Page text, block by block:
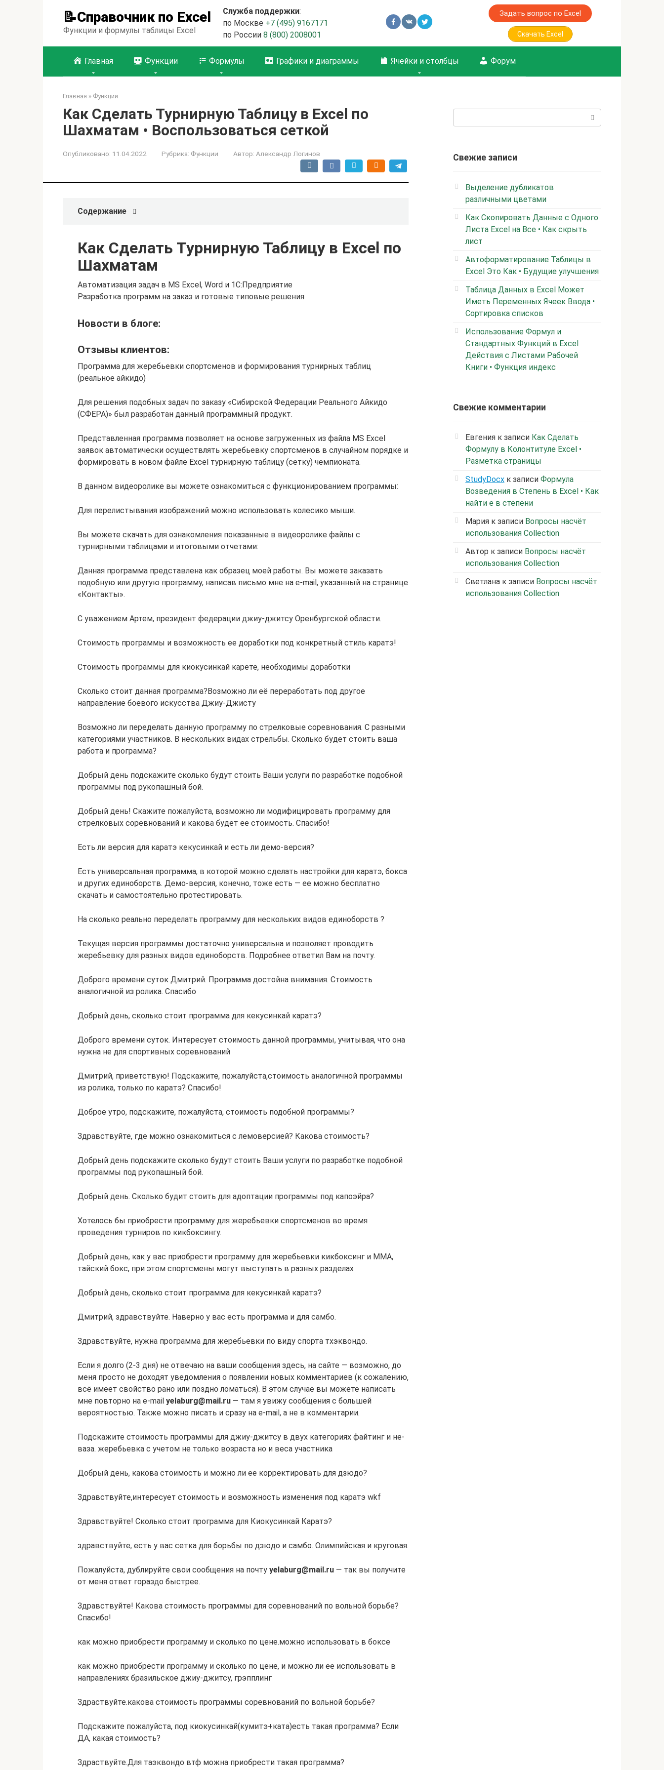
📝Справочник по Excel
Функции и формулы таблицы Excel
Служба поддержки:
по Москве +7 (495) 9167171
по России 8 (800) 2008001
Задать вопрос по Excel
Скачать Excel
Главная Функции Формулы Графики и диаграммы Ячейки и столбцы Форум
Главная » Функции
Как Сделать Турнирную Таблицу в Excel по
Шахматам • Воспользоваться сеткой
Опубликовано: 11.04.2022 Рубрика: Функции Автор: Александр Логинов
Содержание
Как Сделать Турнирную Таблицу в Excel по
Шахматам
Автоматизация задач в MS Excel, Word и 1С:Предприятие
Разработка программ на заказ и готовые типовые решения
Новости в блоге:
Отзывы клиентов:
Программа для жеребьевки спортсменов и формирования турнирных таблиц
(реальное айкидо)
Для решения подобных задач по заказу «Сибирской Федерации Реального Айкидо
(СФЕРА)» был разработан данный программный продукт.
Представленная программа позволяет на основе загруженных из файла MS Excel
заявок автоматически осуществлять жеребьевку спортсменов в случайном порядке и
формировать в новом файле Excel турнирную таблицу (сетку) чемпионата.
В данном видеоролике вы можете ознакомиться с функционированием программы:
Для перелистывания изображений можно использовать колесико мыши.
Вы можете скачать для ознакомления показанные в видеоролике файлы с
турнирными таблицами и итоговыми отчетами:
Данная программа представлена как образец моей работы. Вы можете заказать
подобную или другую программу, написав письмо мне на e-mail, указанный на странице
«Контакты».
С уважением Артем, президент федерации джиу-джитсу Оренбургской области.
Стоимость программы и возможность ее доработки под конкретный стиль каратэ!
Стоимость программы для киокусинкай карете, необходимы доработки
Сколько стоит данная программа?Возможно ли её переработать под другое
направление боевого искусства Джиу-Джисту
Возможно ли переделать данную программу по стрелковые соревнования. С разными
категориями участников. В нескольких видах стрельбы. Сколько будет стоить ваша
работа и программа?
Добрый день подскажите сколько будут стоить Ваши услуги по разработке подобной
программы под рукопашный бой.
Добрый день! Скажите пожалуйста, возможно ли модифицировать программу для
стрелковых соревнований и какова будет ее стоимость. Спасибо!
Есть ли версия для каратэ кекусинкай и есть ли демо-версия?
Есть универсальная программа, в которой можно сделать настройки для каратэ, бокса
и других единоборств. Демо-версия, конечно, тоже есть — ее можно бесплатно
скачать и самостоятельно протестировать.
На сколько реально переделать программу для нескольких видов единоборств ?
Текущая версия программы достаточно универсальна и позволяет проводить
жеребьевку для разных видов единоборств. Подробнее ответил Вам на почту.
Доброго времени суток Дмитрий. Программа достойна внимания. Стоимость
аналогичной из ролика. Cпасибо
Добрый день, сколько стоит программа для кекусинкай каратэ?
Доброго времени суток. Интересует стоимость данной программы, учитывая, что она
нужна не для спортивных соревнований
Дмитрий, приветствую! Подскажите, пожалуйста,стоимость аналогичной программы
из ролика, только по каратэ? Спасибо!
Доброе утро, подскажите, пожалуйста, стоимость подобной программы?
Здравствуйте, где можно ознакомиться с лемоверсией? Какова стоимость?
Добрый день подскажите сколько будут стоить Ваши услуги по разработке подобной
программы под рукопашный бой.
Добрый день. Сколько будит стоить для адоптации программы под капоэйра?
Хотелось бы приобрести программу для жеребьевки спортсменов во время
проведения турниров по кикбоксингу.
Добрый день, как у вас приобрести программу для жеребьевки кикбоксинг и ММА,
тайский бокс, при этом спортсмены могут выступать в разных разделах
Добрый день, сколько стоит программа для кекусинкай каратэ?
Дмитрий, здравствуйте. Наверно у вас есть программа и для самбо.
Здравствуйте, нужна программа для жеребьевки по виду спорта тхэквондо.
Если я долго (2-3 дня) не отвечаю на ваши сообщения здесь, на сайте — возможно, до
меня просто не доходят уведомления о появлении новых комментариев (к сожалению,
всё имеет свойство рано или поздно ломаться). В этом случае вы можете написать
мне повторно на e-mail yelaburg@mail.ru — там я увижу сообщения с большей
вероятностью. Также можно писать и сразу на e-mail, а не в комментарии.
Подскажите стоимость программы для джиу-джитсу в двух категориях файтинг и не-
ваза. жеребьевка с учетом не только возраста но и веса участника
Добрый день, какова стоимость и можно ли ее корректировать для дзюдо?
Здравствуйте,интересует стоимость и возможность изменения под каратэ wkf
Здравствуйте! Сколько стоит программа для Киокусинкай Каратэ?
здравствуйте, есть у вас сетка для борьбы по дзюдо и самбо. Олимпийская и круговая.
Пожалуйста, дублируйте свои сообщения на почту yelaburg@mail.ru — так вы получите
от меня ответ гораздо быстрее.
Здравствуйте! Какова стоимость программы для соревнований по вольной борьбе?
Спасибо!
как можно приобрести программу и сколько по цене.можно использовать в боксе
как можно приобрести программу и сколько по цене, и можно ли ее использовать в
направлениях бразильское джиу-джитсу, грэпплинг
Здраствуйте.какова стоимость программы соревнований по вольной борьбе?
Подскажите пожалуйста, под киокусинкай(кумитэ+ката)есть такая программа? Если
ДА, какая стоимость?
Здраствуйте.Для таэквондо втф можна приобрести такая программа?
Свежие записи
Выделение дубликатов
различными цветами
Как Скопировать Данные с Одного
Листа Excel на Все • Как скрыть
лист
Автоформатирование Таблицы в
Excel Это Как • Будущие улучшения
Таблица Данных в Excel Может
Иметь Переменных Ячеек Ввода •
Сортировка списков
Использование Формул и
Стандартных Функций в Excel
Действия с Листами Рабочей
Книги • Функция индекс
Свежие комментарии
Евгения к записи Как Сделать
Формулу в Колонтитуле Excel •
Разметка страницы
StudyDocx к записи Формула
Возведения в Степень в Excel • Как
найти е в степени
Мария к записи Вопросы насчёт
использования Collection
Автор к записи Вопросы насчёт
использования Collection
Светлана к записи Вопросы насчёт
использования Collection